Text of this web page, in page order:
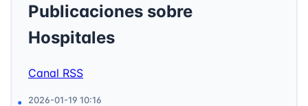
Publicaciones sobre
Hospitales
Canal RSS
2026-01-19 10:16